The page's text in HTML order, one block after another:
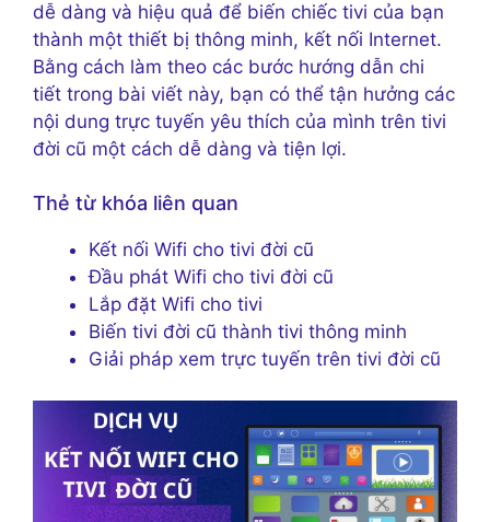
dễ dàng và hiệu quả để biến chiếc tivi của bạn
thành một thiết bị thông minh, kết nối Internet.
Bằng cách làm theo các bước hướng dẫn chi
tiết trong bài viết này, bạn có thể tận hưởng các
nội dung trực tuyến yêu thích của mình trên tivi
đời cũ một cách dễ dàng và tiện lợi.
Thẻ từ khóa liên quan
Kết nối Wifi cho tivi đời cũ
Đầu phát Wifi cho tivi đời cũ
Lắp đặt Wifi cho tivi
Biến tivi đời cũ thành tivi thông minh
Giải pháp xem trực tuyến trên tivi đời cũ